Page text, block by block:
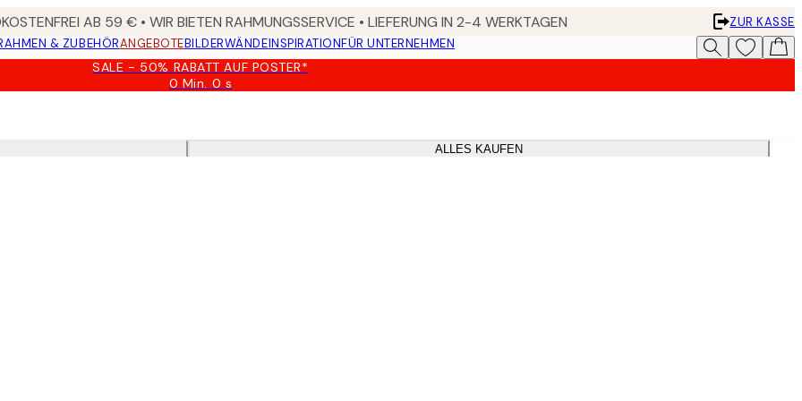
AB 59 € • WIR BIETEN RAHMUNGSSERVICE • LIEFERUNG IN 2-4 WERKTAGEN
ZUR KASSE
& ZUBEHÖRANGEBOTEBILDERWÄNDEINSPIRATIONFÜR UNTERNEHMEN
SALE - 50% RABATT AUF POSTER*
0 Min. 0 s
Gültig
08-
ALLES KAUFEN